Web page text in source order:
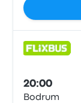
20:00
Bodrum